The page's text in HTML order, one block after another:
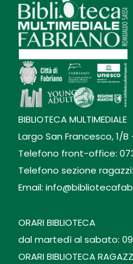
BIBLIOTECA MULTIMEDIALE
Largo San Francesco, 1/
Telefono front-office:
Telefono sezione
Email:
ORARI BIBLIOTECA
dal martedì al sabato:
ORARI BIBLIOTECA